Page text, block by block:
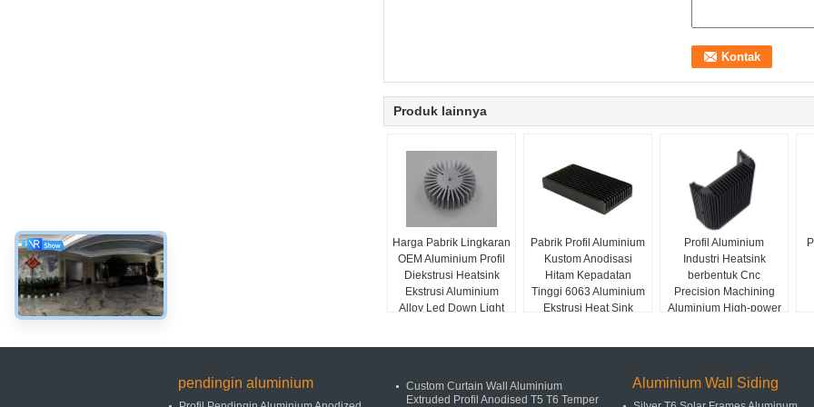
Produk lainnya
Harga Pabrik Lingkaran
OEM Aluminium Profil
Diekstrusi Heatsink
Ekstrusi Aluminium
Alloy Led Down Light
Pabrik Profil Aluminium
Kustom Anodisasi
Hitam Kepadatan
Tinggi 6063 Aluminium
Ekstrusi Heat Sink
Profil Aluminium
Industri Heatsink
berbentuk Cnc
Precision Machining
Aluminium High-power
pendingin aluminium
Custom Curtain Wall Aluminium
Extruded Profil Anodised T5 T6 Temper
Aluminium Wall Siding